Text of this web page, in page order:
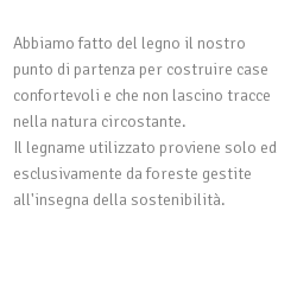
Abbiamo fatto del legno il nostro
punto di partenza per costruire case
confortevoli e che non lascino tracce
nella natura circostante.
Il legname utilizzato proviene solo ed
esclusivamente da foreste gestite
all'insegna della sostenibilità.